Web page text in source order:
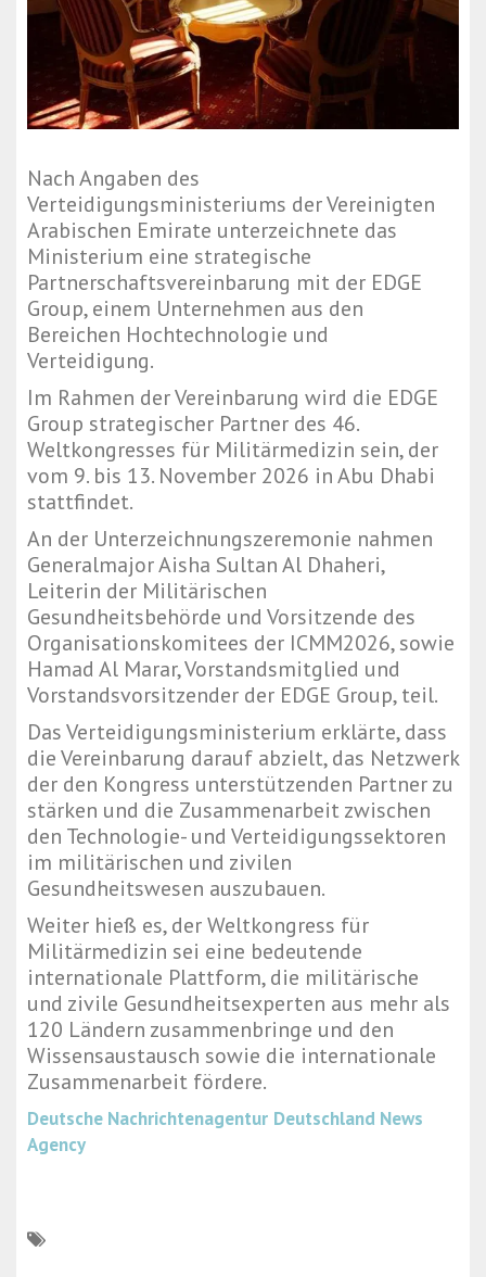
Nach Angaben des
Verteidigungsministeriums der Vereinigten
Arabischen Emirate unterzeichnete das
Ministerium eine strategische
Partnerschaftsvereinbarung mit der EDGE
Group, einem Unternehmen aus den
Bereichen Hochtechnologie und
Verteidigung.
Im Rahmen der Vereinbarung wird die EDGE
Group strategischer Partner des 46.
Weltkongresses für Militärmedizin sein, der
vom 9. bis 13. November 2026 in Abu Dhabi
stattfindet.
An der Unterzeichnungszeremonie nahmen
Generalmajor Aisha Sultan Al Dhaheri,
Leiterin der Militärischen
Gesundheitsbehörde und Vorsitzende des
Organisationskomitees der ICMM2026, sowie
Hamad Al Marar, Vorstandsmitglied und
Vorstandsvorsitzender der EDGE Group, teil.
Das Verteidigungsministerium erklärte, dass
die Vereinbarung darauf abzielt, das Netzwerk
der den Kongress unterstützenden Partner zu
stärken und die Zusammenarbeit zwischen
den Technologie- und Verteidigungssektoren
im militärischen und zivilen
Gesundheitswesen auszubauen.
Weiter hieß es, der Weltkongress für
Militärmedizin sei eine bedeutende
internationale Plattform, die militärische
und zivile Gesundheitsexperten aus mehr als
120 Ländern zusammenbringe und den
Wissensaustausch sowie die internationale
Zusammenarbeit fördere.
Deutsche Nachrichtenagentur Deutschland News
Agency